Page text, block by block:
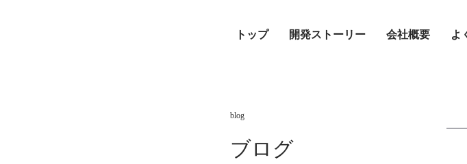
トップ 開発ストーリー 会社概要 よ
blog
ブログ